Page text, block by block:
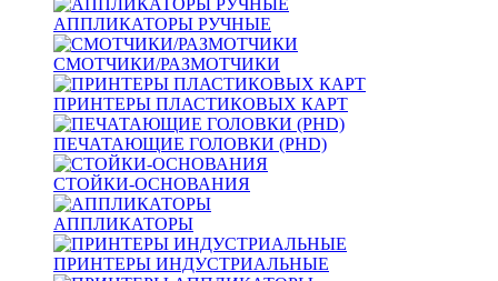
АППЛИКАТОРЫ РУЧНЫЕ
СМОТЧИКИ/РАЗМОТЧИКИ
ПРИНТЕРЫ ПЛАСТИКОВЫХ КАРТ
ПЕЧАТАЮЩИЕ ГОЛОВКИ (PHD)
СТОЙКИ-ОСНОВАНИЯ
АППЛИКАТОРЫ
ПРИНТЕРЫ ИНДУСТРИАЛЬНЫЕ